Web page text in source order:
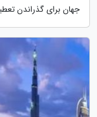
جهان برای گذراندن